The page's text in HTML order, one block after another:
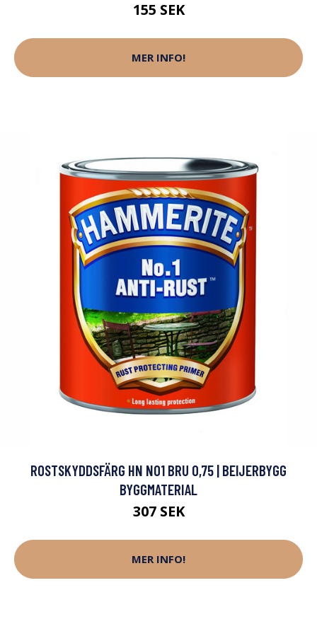
155 SEK
MER INFO!
ROSTSKYDDSFÄRG HN NO1 BRU 0,75 | BEIJERBYGG
BYGGMATERIAL
307 SEK
MER INFO!